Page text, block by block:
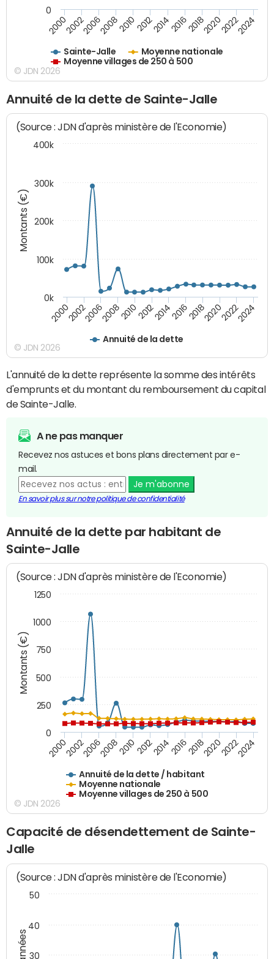
Sainte-Jalle
Moyenne nationale
Moyenne villages de 250 à 500
200020022006200820102012201420162018202020222024
0
© JDN 2026
Annuité de la dette de Sainte-Jalle
Montants (€)
(Source : JDN d'après ministère de l'Economie)
Annuité de la dette
200020022006200820102012201420162018202020222024
0k
100k
200k
300k
400k
© JDN 2026
L'annuité de la dette représente la somme des intérêts
d'emprunts et du montant du remboursement du capital
de Sainte-Jalle.
A ne pas manquer
Recevez nos astuces et bons plans directement par e-
mail.
Je m'abonne
En savoir plus sur notre politique de confidentialité
Annuité de la dette par habitant de
Sainte-Jalle
Montants (€)
(Source : JDN d'après ministère de l'Economie)
Annuité de la dette / habitant
Moyenne nationale
Moyenne villages de 250 à 500
200020022006200820102012201420162018202020222024
0
250
500
750
1000
1250
© JDN 2026
Capacité de désendettement de Sainte-
Jalle
(Source : JDN d'après ministère de l'Economie)
30
40
50